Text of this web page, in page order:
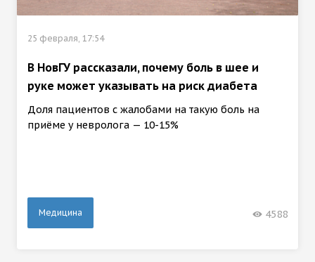
25 февраля, 17:54
В НовГУ рассказали, почему боль в шее и
руке может указывать на риск диабета
Доля пациентов с жалобами на такую боль на
приёме у невролога — 10-15%
Медицина 4588